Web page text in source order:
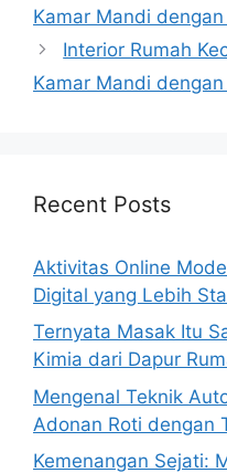
Kamar Mandi
Interior Rumah
Kamar Mandi
Recent Posts
Aktivitas Online
Digital yang Lebih
Ternyata Masak Itu
Kimia dari Dapur
Mengenal Teknik
Adonan Roti dengan
Kemenangan Sejati: